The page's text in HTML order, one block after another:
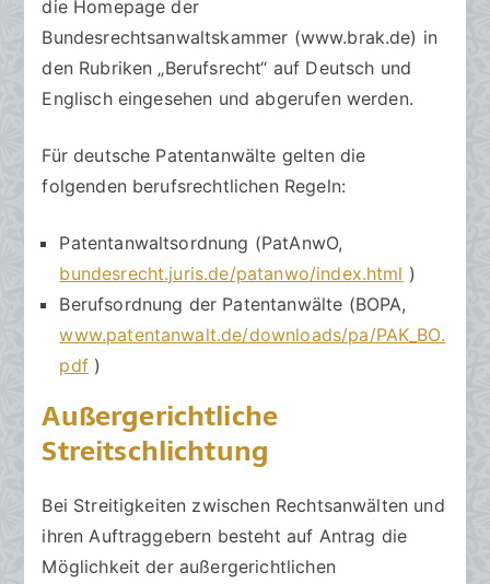
die Homepage der
Bundesrechtsanwaltskammer (www.brak.de) in
den Rubriken „Berufsrecht“ auf Deutsch und
Englisch eingesehen und abgerufen werden.
Für deutsche Patentanwälte gelten die
folgenden berufsrechtlichen Regeln:
Patentanwaltsordnung (PatAnwO,
bundesrecht.juris.de/patanwo/index.html )
Berufsordnung der Patentanwälte (BOPA,
www.patentanwalt.de/downloads/pa/PAK_BO.
pdf)
Außergerichtliche
Streitschlichtung
Bei Streitigkeiten zwischen Rechtsanwälten und
ihren Auftraggebern besteht auf Antrag die
Möglichkeit der außergerichtlichen